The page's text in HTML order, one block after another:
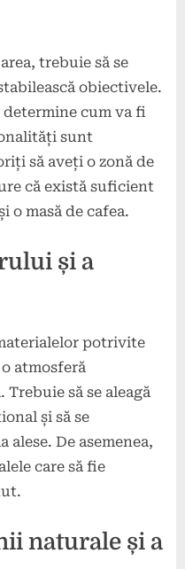
trebuie să se
obiectivele.
determine cum va fi
sunt
să aveți o zonă de
că există suficient
o masă de cafea.
și a
potrivite
atmosferă
să se aleagă
și să se
De asemenea,
care să fie
naturale și a